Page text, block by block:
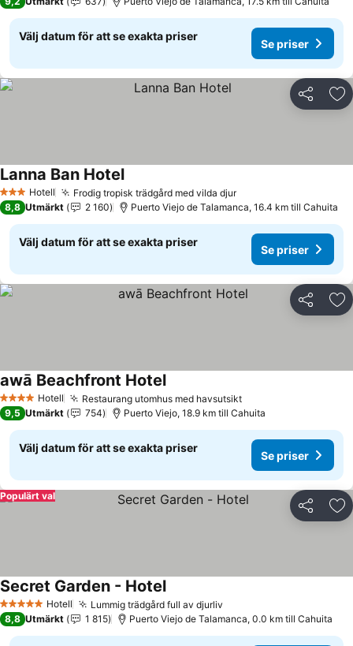
Välj datum för att se exakta priser
Se priser
Dela
3 StjärnorHotell Frodig tropisk trädgård med vilda djurSe priser
Lanna Ban HotelSe priser
8,8 Utmärkt 2 160 Puerto Viejo de Talamanca, 16.4 km till Cahuita
Välj datum för att se exakta priser
Se priser
Dela
4 StjärnorHotell Restaurang utomhus med havsutsiktSe priser
awā Beachfront HotelSe priser
9,5 Utmärkt 754 Puerto Viejo, 18.9 km till Cahuita
Välj datum för att se exakta priser
Se priser
Dela
Populärt val
5 Stjärnor Hotell Lummig trädgård full av djurliv
Secret Garden - HotelSe priser
8,8 Utmärkt 1 815 Puerto Viejo de Talamanca, 0.0 km till Cahuita